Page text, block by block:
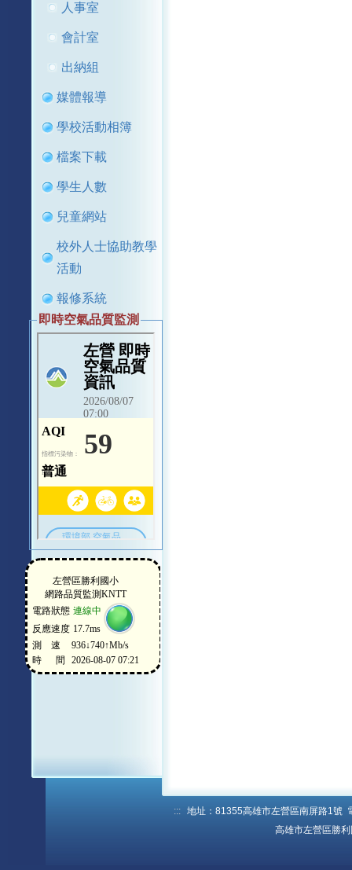
人事室
會計室
出納組
媒體報導
學校活動相簿
檔案下載
學生人數
兒童網站
校外人士協助教學
活動
報修系統
即時空氣品質監測
:::
地址：81355高雄市左營區南屏路1號
高雄市左營區勝